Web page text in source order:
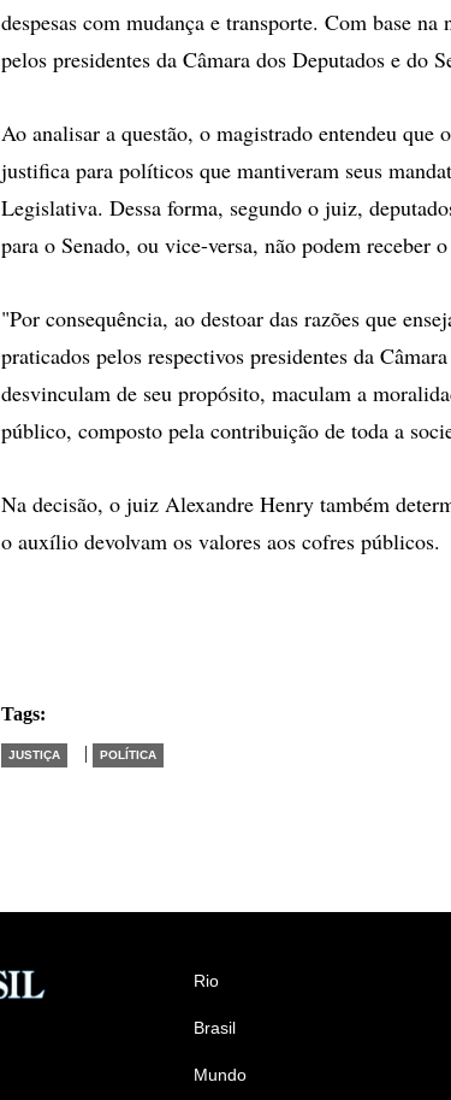
despesas com mudança e transporte. Com base
pelos presidentes da Câmara dos Deputados e do
Ao analisar a questão, o magistrado entendeu que
justifica para políticos que mantiveram seus
Legislativa. Dessa forma, segundo o juiz,
para o Senado, ou vice-versa, não podem receber
"Por consequência, ao destoar das razões que
praticados pelos respectivos presidentes da
desvinculam de seu propósito, maculam a
público, composto pela contribuição de toda a
Na decisão, o juiz Alexandre Henry também
o auxílio devolvam os valores aos cofres públicos.
Tags:
JUSTIÇA | POLÍTICA
Rio
Brasil
Mundo